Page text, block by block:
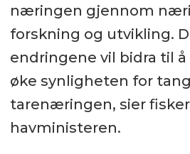
næringen gjennom
forskning og utvikling.
endringene vil bidra til
øke synligheten for
tarenæringen, sier
havministeren.